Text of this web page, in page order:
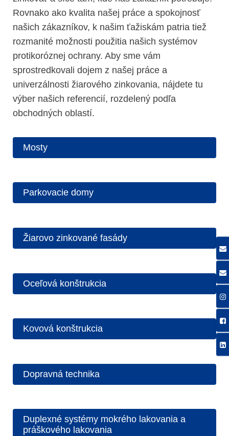
Rovnako ako kvalita našej práce a spokojnosť
našich zákazníkov, k našim ťažiskám patria tiež
rozmanité možnosti použitia našich systémov
protikoróznej ochrany. Aby sme vám
sprostredkovali dojem z našej práce a
univerzálnosti žiarového zinkovania, nájdete tu
výber našich referencií, rozdelený podľa
obchodných oblastí.
Mosty
Parkovacie domy
Žiarovo zinkované fasády
Oceľová konštrukcia
Kovová konštrukcia
Dopravná technika
Duplexné systémy mokrého lakovania a
práškového lakovania